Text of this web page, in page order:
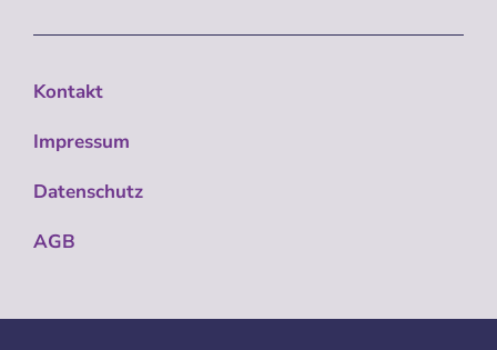
Kontakt
Impressum
Datenschutz
AGB